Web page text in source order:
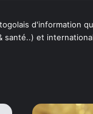
d'information
santé..) et